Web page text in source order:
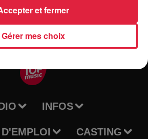
INFOS
CASTING
Gérer mes choix
et fermer